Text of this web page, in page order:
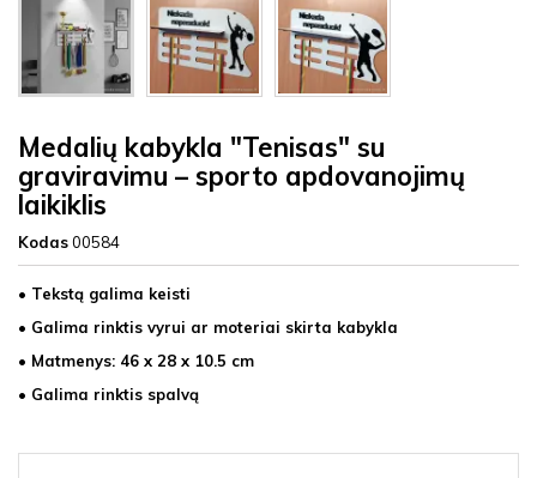
Medalių kabykla "Tenisas" su
graviravimu – sporto apdovanojimų
laikiklis
Kodas00584
• Tekstą galima keisti
• Galima rinktis vyrui ar moteriai skirta kabykla
• Matmenys: 46 x 28 x 10.5 cm
• Galima rinktis spalvą